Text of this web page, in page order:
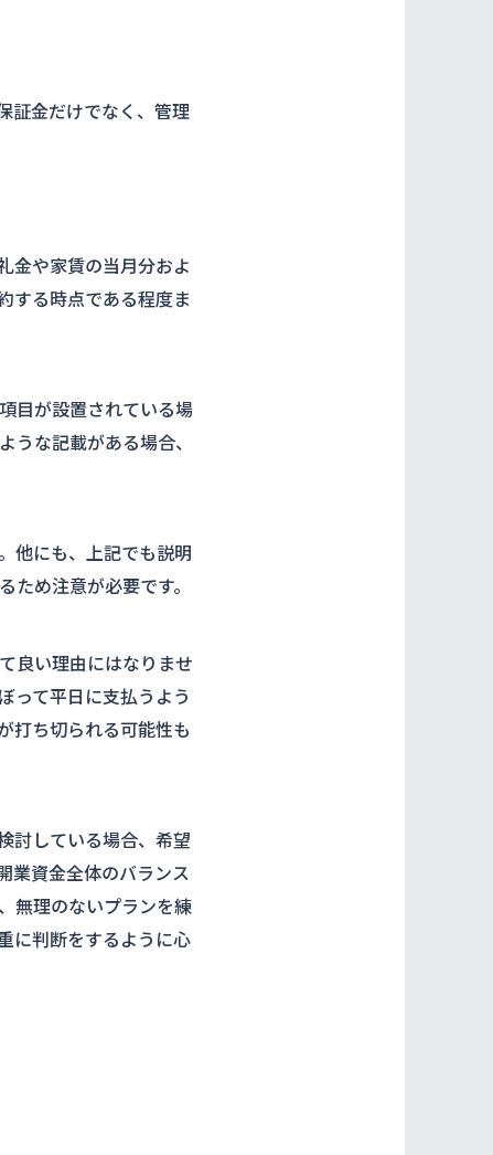
証金だけでなく、管理
金や家賃の当月分およ
する時点である程度ま
目が設置されている場
うな記載がある場合、
他にも、上記でも説明
ため注意が必要です。
良い理由にはなりませ
って平日に支払うよう
打ち切られる可能性も
討している場合、希望
業資金全体のバランス
無理のないプランを練
に判断をするように心